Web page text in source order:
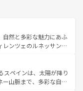
自然と多彩な魅力にあふ
レンツェのルネッサンス
やアマルフィ海岸の絶
観光の合間には、本場の
料理を堪能することも
スペインは、太陽が降り
山脈まで、多彩な自然